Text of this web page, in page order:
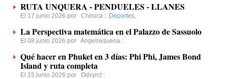
RUTA UNQUERA - PENDUELES - LLANES
El 17 junio 2026 por Chiruca : Deportes,
La Perspectiva matemática en el Palazzo de Sassuolo
El 08 junio 2026 por Angelrequena :
Qué hacer en Phuket en 3 días: Phi Phi, James Bond
Island y ruta completa
El 15 junio 2026 por Odvyrcl :